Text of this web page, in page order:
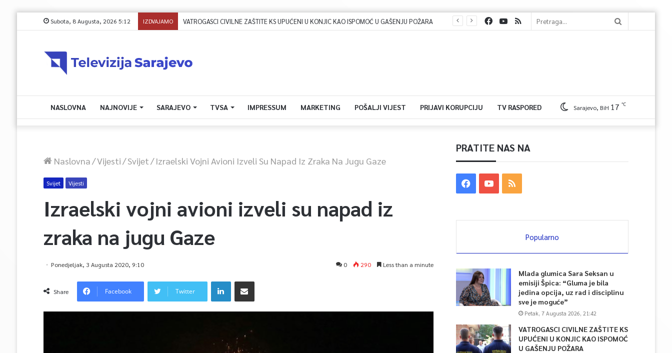
Subota, 8 Augusta, 2026 5:12 IZDVAJAMO
NASLOVNA NAJNOVIJE SARAJEVO TVSA IMPRESSUM MARKETING POŠALJI VIJEST PRIJAVI KORUPCIJU TV RASPORED Sarajevo, BiH 17 ℃
Naslovna/Vijesti/Svijet/ Izraelski Vojni Avioni Izveli Su Napad Iz Zraka Na Jugu Gaze
Svijet Vijesti
Izraelski vojni avioni izveli su napad iz
zraka na jugu Gaze
Ponedjeljak, 3 Augusta 2020, 9:10 0 290 Less than a minute
Share Facebook Twitter
PRATITE NAS NA
Popularno
Mlada glumica Sara Seksan u
emisiji Špica: “Gluma je bila
jedina opcija, uz rad i disciplinu
sve je moguće”
Petak, 7 Augusta 2026, 21:42
VATROGASCI CIVILNE ZAŠTITE KS
UPUĆENI U KONJIC KAO ISPOMOĆ
U GAŠENJU POŽARA